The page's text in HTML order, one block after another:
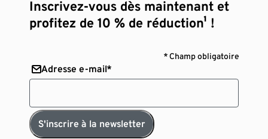
Inscrivez-vous dès maintenant et
profitez de 10 % de réduction¹ !
* Champ obligatoire
Adresse e-mail*
S'inscrire à la newsletter